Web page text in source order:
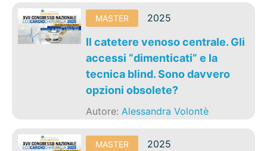
MASTER 2025
Il catetere venoso centrale. Gli
accessi “dimenticati” e la
tecnica blind. Sono davvero
opzioni obsolete?
Autore:Alessandra Volontè
MASTER 2025